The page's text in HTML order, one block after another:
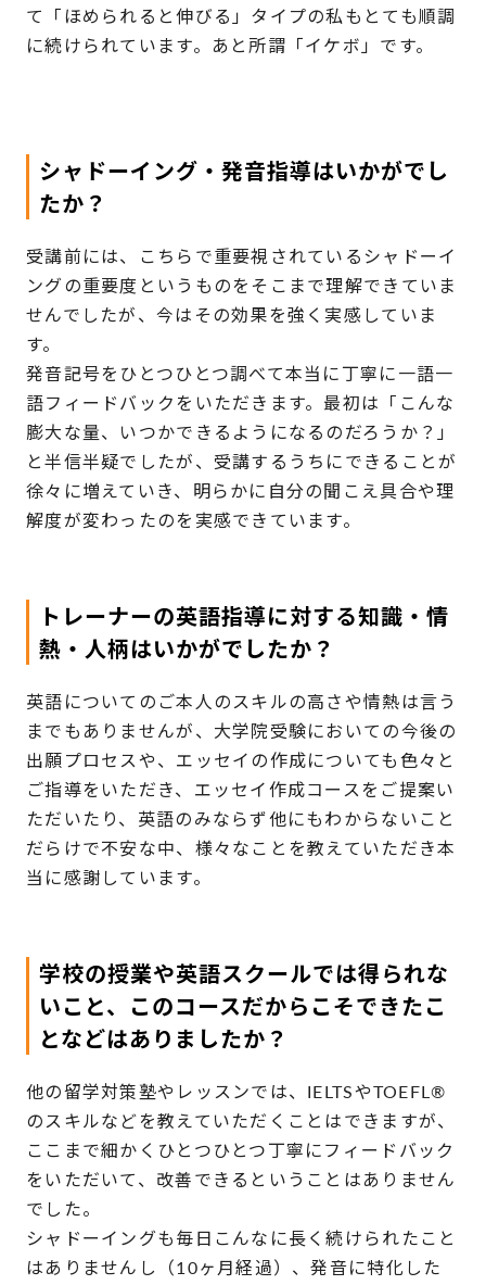
て「ほめられると伸びる」タイプの私もとても順調
に続けられています。あと所謂「イケボ」です。
シャドーイング・発音指導はいかがでし
たか？
受講前には、こちらで重要視されているシャドーイ
ングの重要度というものをそこまで理解できていま
せんでしたが、今はその効果を強く実感していま
す。
発音記号をひとつひとつ調べて本当に丁寧に一語一
語フィードバックをいただきます。最初は「こんな
膨大な量、いつかできるようになるのだろうか？」
と半信半疑でしたが、受講するうちにできることが
徐々に増えていき、明らかに自分の聞こえ具合や理
解度が変わったのを実感できています。
トレーナーの英語指導に対する知識・情
熱・人柄はいかがでしたか？
英語についてのご本人のスキルの高さや情熱は言う
までもありませんが、大学院受験においての今後の
出願プロセスや、エッセイの作成についても色々と
ご指導をいただき、エッセイ作成コースをご提案い
ただいたり、英語のみならず他にもわからないこと
だらけで不安な中、様々なことを教えていただき本
当に感謝しています。
学校の授業や英語スクールでは得られな
いこと、このコースだからこそできたこ
となどはありましたか？
他の留学対策塾やレッスンでは、IELTSやTOEFL®
のスキルなどを教えていただくことはできますが、
ここまで細かくひとつひとつ丁寧にフィードバック
をいただいて、改善できるということはありません
でした。
シャドーイングも毎日こんなに長く続けられたこと
はありませんし（10ヶ月経過）、発音に特化した